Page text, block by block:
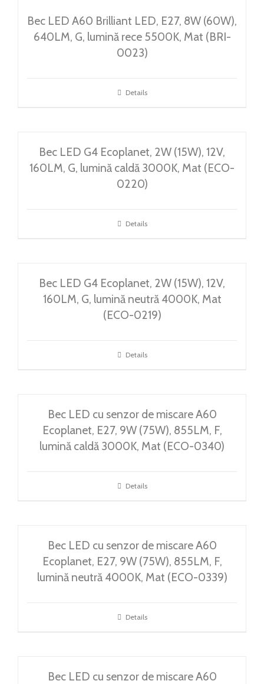
CONTACTBec LED A60 Brilliant LED, E27, 8W (60W),
640LM, G, lumină rece 5500K, Mat (BRI-
0023)
Details
Bec LED G4 Ecoplanet, 2W (15W), 12V,
160LM, G, lumină caldă 3000K, Mat (ECO-
0220)
Details
Bec LED G4 Ecoplanet, 2W (15W), 12V,
160LM, G, lumină neutră 4000K, Mat
(ECO-0219)
Details
Bec LED cu senzor de miscare A60
Ecoplanet, E27, 9W (75W), 855LM, F,
lumină caldă 3000K, Mat (ECO-0340)
Details
Bec LED cu senzor de miscare A60
Ecoplanet, E27, 9W (75W), 855LM, F,
lumină neutră 4000K, Mat (ECO-0339)
Details
Bec LED cu senzor de miscare A60